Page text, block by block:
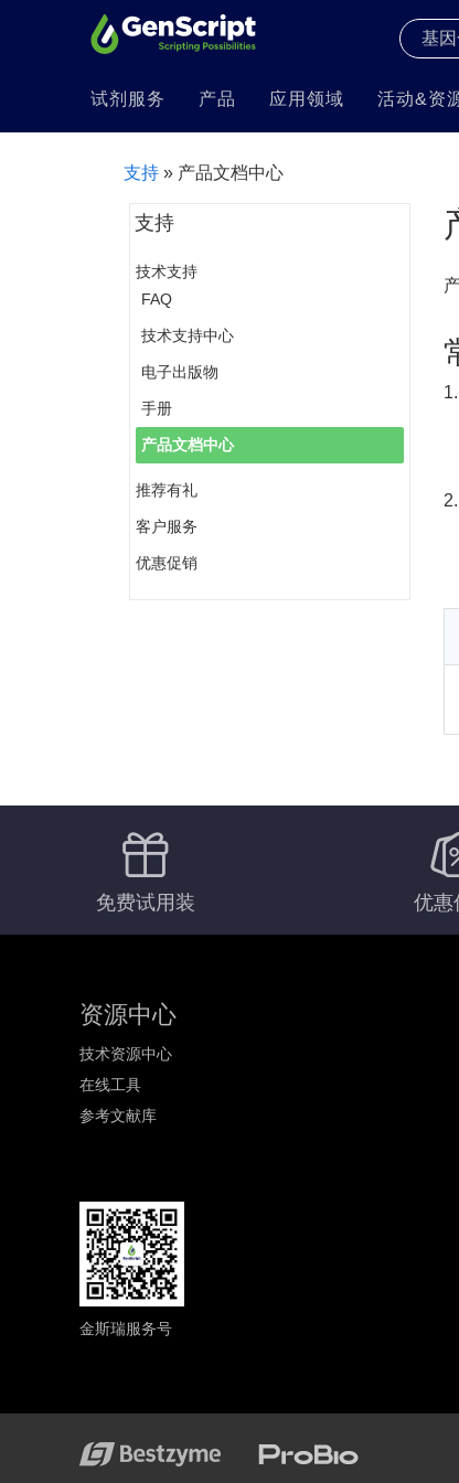
试剂服务 产品 应用领域 活动&资
支持 » 产品文档中心
支持
技术支持
FAQ
技术支持中心
电子出版物
手册
产品文档中心
推荐有礼
客户服务
优惠促销
1.
2.
免费试用装 优惠
资源中心
技术资源中心
在线工具
参考文献库
金斯瑞服务号